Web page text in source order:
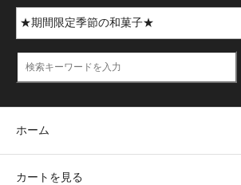
ホーム
カートを見る